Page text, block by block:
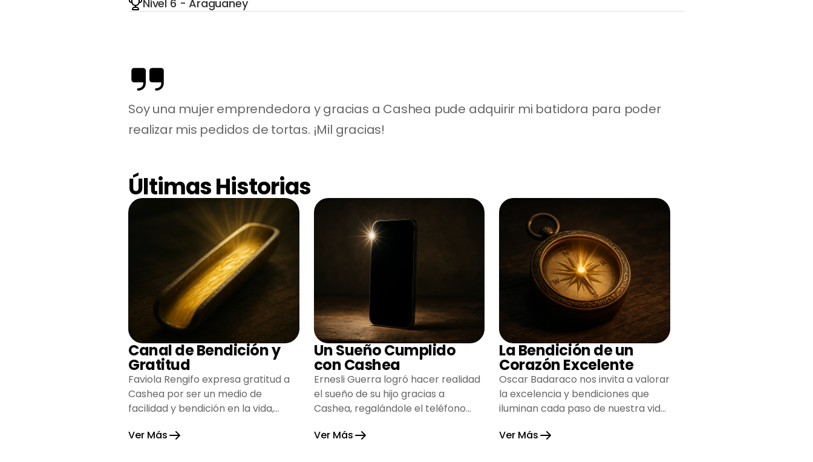
Nivel 6 - Araguaney
Soy una mujer emprendedora y gracias a Cashea pude adquirir mi batidora para poder
realizar mis pedidos de tortas. ¡Mil gracias!
Últimas Historias
Canal de Bendición y
Gratitud
Faviola Rengifo expresa gratitud a
Cashea por ser un medio de
facilidad y bendición en la vida,
esperanza.
Ver Más
Un Sueño Cumplido
con Cashea
Ernesli Guerra logró hacer realidad
el sueño de su hijo gracias a
Cashea, regalándole el teléfono
alegría su hogar.
Ver Más
La Bendición de un
Corazón Excelente
Oscar Badaraco nos invita a valorar
la excelencia y bendiciones que
iluminan cada paso de nuestra vida,
gratitud y fortaleza.
Ver Más